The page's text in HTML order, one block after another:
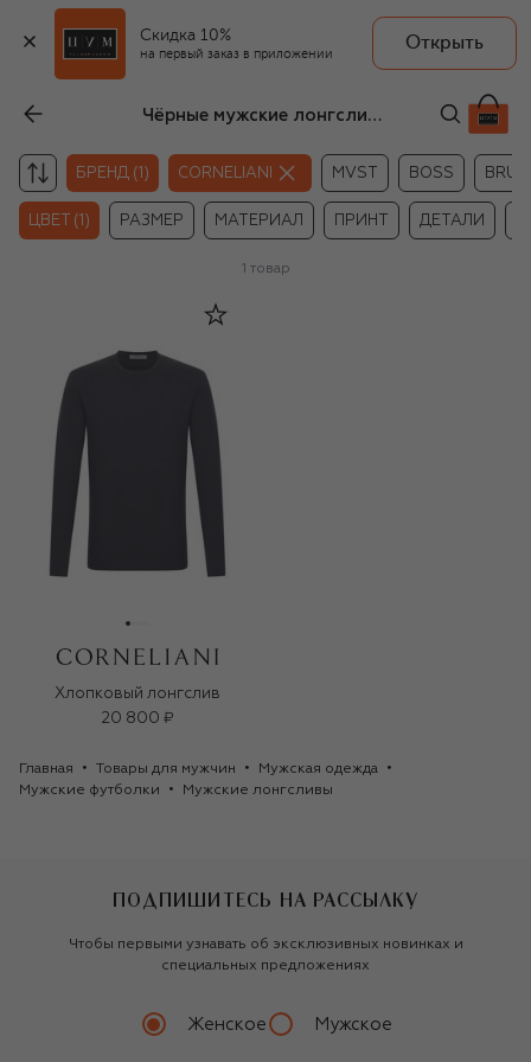
Скидка 10%
на первый заказ в приложении
Открыть
Чёрные мужские лонгсливы Corneliani
БРЕНД (1) CORNELIANI MVST BOSS
ЦВЕТ (1) РАЗМЕР МАТЕРИАЛ ПРИНТ ДЕТАЛИ
1 товар
Хлопковый лонгслив
20 800 ₽
Главная Товары для мужчин
Мужская одежда
Мужские футболки
Мужские лонгсливы
ПОДПИШИТЕСЬ НА РАССЫЛКУ
Чтобы первыми узнавать об эксклюзивных новинках и
специальных предложениях
Женское Мужское